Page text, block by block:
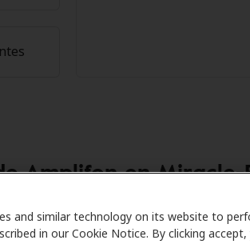
and similar technology on its website to
in our Cookie Notice. By clicking accept,
Amplifon en
planes de beneficios y clínicas
en audífonos y atención auditiva.